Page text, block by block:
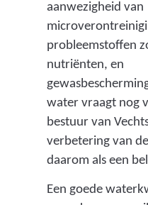
aanwezigheid van
probleemstoffen
nutriënten, en
water vraagt nog
bestuur van
verbetering van
daarom als een
Een goede